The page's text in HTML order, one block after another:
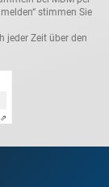
stimmen Sie
jeder Zeit über den
⇗